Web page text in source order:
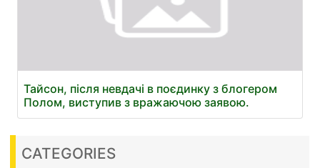
Тайсон, після невдачі в поєдинку з блогером
Полом, виступив з вражаючою заявою.
CATEGORIES